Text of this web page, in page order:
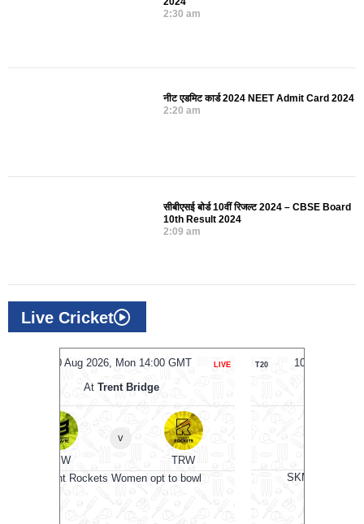
2:30 am
नीट एडमिट कार्ड 2024 NEET Admit Card 2024
2:20 am
सीबीएसई बोर्ड 10वीं रिजल्ट 2024 – CBSE Board
10th Result 2024
2:09 am
Live Cricket
10 Aug 2026, Mon 14:00 GMT
T20
AtNPR College Ground
Madurai Panthers
v
SKM Salem Spartans
SKM Salem Spartans opt to bowl